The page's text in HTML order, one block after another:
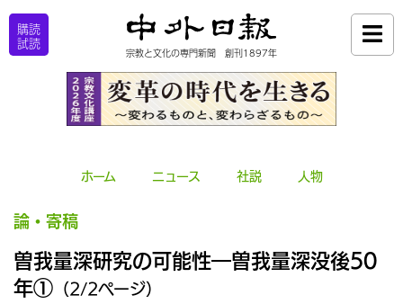
購読
試読
宗教と文化の専門新聞 創刊1897年
ホーム ニュース 社説 人物
論・寄稿
曽我量深研究の可能性―曽我量深没後50
年① （2/2ページ）